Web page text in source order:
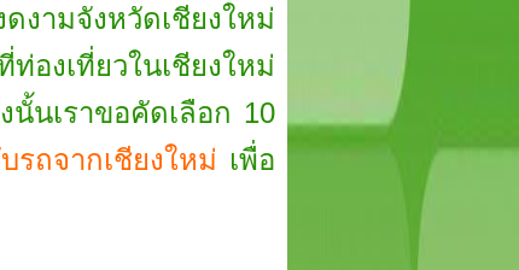
งามจังหวัดเชียงใหม่
องเที่ยวในเชียงใหม่
นั้นเราขอคัดเลือก 10
รถจากเชียงใหม่ เพื่อ